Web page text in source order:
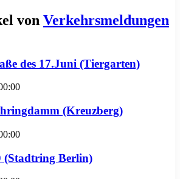
von Verkehrsmeldungen
des 17.Juni (Tiergarten)
(Kreuzberg)
(Stadtring Berlin)